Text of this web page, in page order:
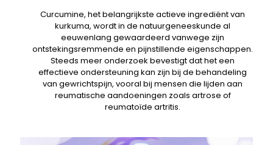
Curcumine, het belangrijkste actieve ingrediënt van
kurkuma, wordt in de natuurgeneeskunde al
eeuwenlang gewaardeerd vanwege zijn
ontstekingsremmende en pijnstillende eigenschappen.
Steeds meer onderzoek bevestigt dat het een
effectieve ondersteuning kan zijn bij de behandeling
van gewrichtspijn, vooral bij mensen die lijden aan
reumatische aandoeningen zoals artrose of
reumatoïde artritis.